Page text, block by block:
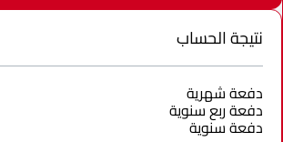
نتيجة الحساب
دفعة شهرية
دفعة ربع سنوية
دفعة سنوية